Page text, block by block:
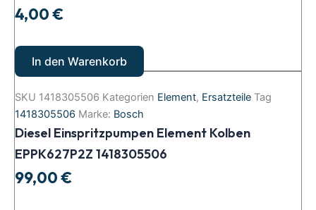
4,00€
In den Warenkorb
SKU 1418305506 Kategorien Element, Ersatzteile Tag
1418305506 Marke: Bosch
Diesel Einspritzpumpen Element Kolben
EPPK627P2Z 1418305506
99,00€